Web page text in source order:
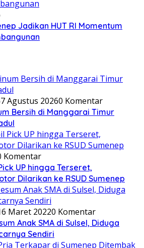
Jadikan HUT RI Momentum
7 Agustus 20260 Komentar
Bersih di Manggarai Timur
Komentar
UP hingga Terseret,
Dilarikan ke RSUD Sumenep
Maret 20220 Komentar
Anak SMA di Sulsel, Diduga
Sendiri